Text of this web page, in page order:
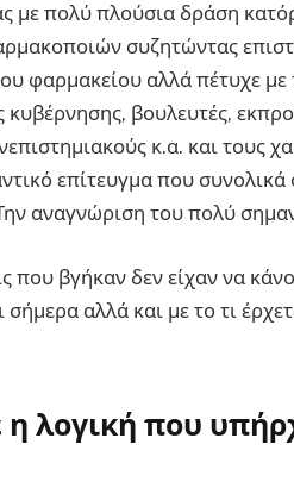
με πολύ πλούσια δράση
συζητώντας
φαρμακείου αλλά πέτυχε
κυβέρνησης, βουλευτές,
κ.α. και τους
επίτευγμα που
αναγνώριση του πολύ
που βγήκαν δεν είχαν να
σήμερα αλλά και με το τι
λογική που